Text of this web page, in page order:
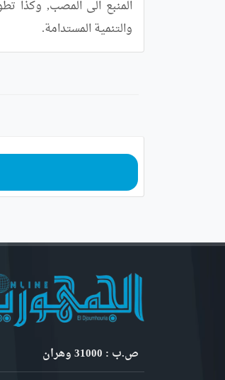
والتنمية المستدامة.
ص.ب : 31000 وهران